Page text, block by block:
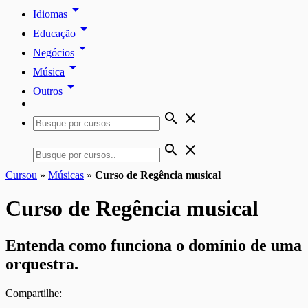
Idiomas arrow_drop_down
Educação arrow_drop_down
Negócios arrow_drop_down
Música arrow_drop_down
Outros arrow_drop_down
search close
search close
Cursou » Músicas » Curso de Regência musical
Curso de Regência musical
Entenda como funciona o domínio de uma
orquestra.
Compartilhe: